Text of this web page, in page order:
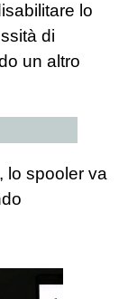
lo
di
un altro
lo spooler va